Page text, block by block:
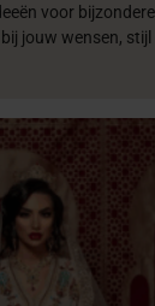
voor
jouw wensen, stijl